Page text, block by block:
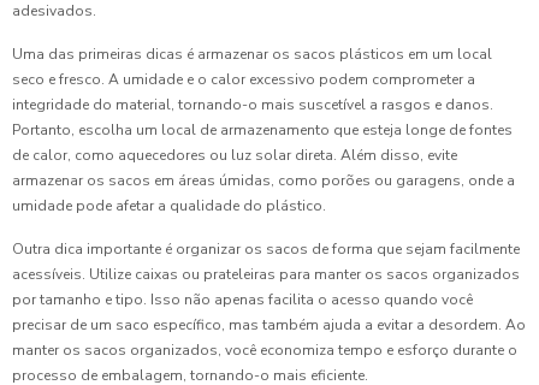
adesivados.
Uma das primeiras dicas é armazenar os sacos plásticos em um local
seco e fresco. A umidade e o calor excessivo podem comprometer a
integridade do material, tornando-o mais suscetível a rasgos e danos.
Portanto, escolha um local de armazenamento que esteja longe de fontes
de calor, como aquecedores ou luz solar direta. Além disso, evite
armazenar os sacos em áreas úmidas, como porões ou garagens, onde a
umidade pode afetar a qualidade do plástico.
Outra dica importante é organizar os sacos de forma que sejam facilmente
acessíveis. Utilize caixas ou prateleiras para manter os sacos organizados
por tamanho e tipo. Isso não apenas facilita o acesso quando você
precisar de um saco específico, mas também ajuda a evitar a desordem. Ao
manter os sacos organizados, você economiza tempo e esforço durante o
processo de embalagem, tornando-o mais eficiente.